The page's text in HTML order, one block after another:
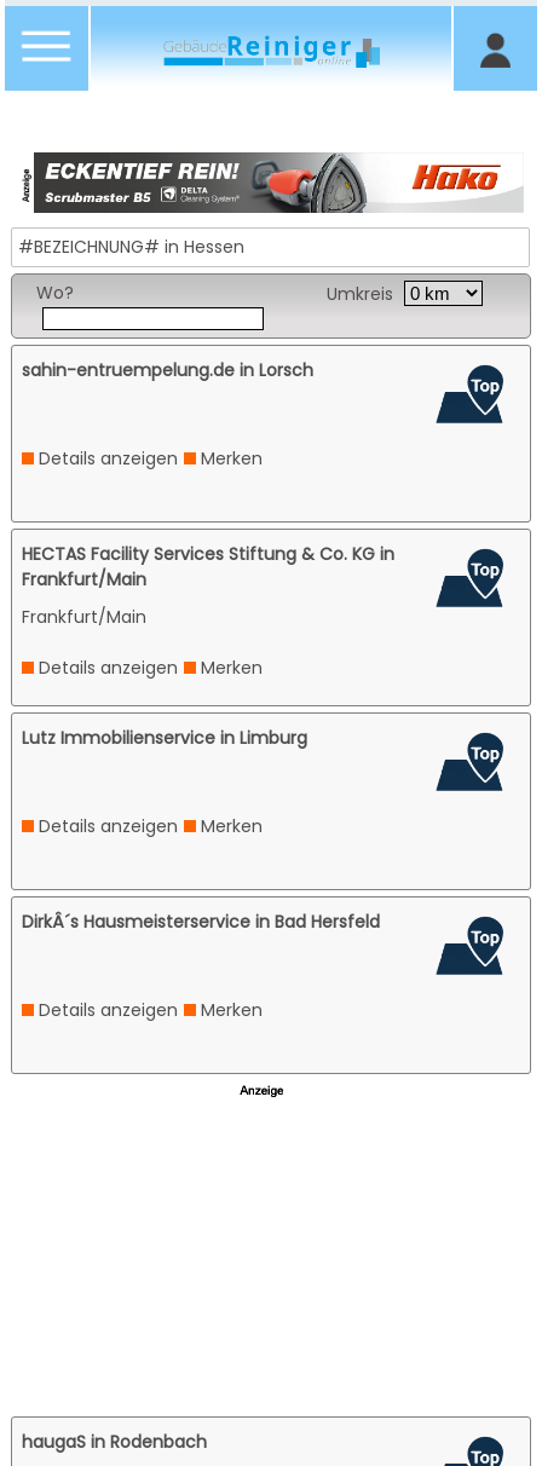
#BEZEICHNUNG# in Hessen
Wo?
Umkreis
sahin-entruempelung.de in Lorsch
Details anzeigen Merken
HECTAS Facility Services Stiftung & Co. KG in
Frankfurt/Main
Frankfurt/Main
Details anzeigen Merken
Lutz Immobilienservice in Limburg
Details anzeigen Merken
DirkÂ´s Hausmeisterservice in Bad Hersfeld
Details anzeigen Merken
haugaS in Rodenbach